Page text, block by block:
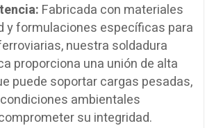
Fabricada con materiales
y formulaciones específicas para
nuestra soldadura
proporciona una unión de alta
puede soportar cargas pesadas,
ambientales
su integridad.